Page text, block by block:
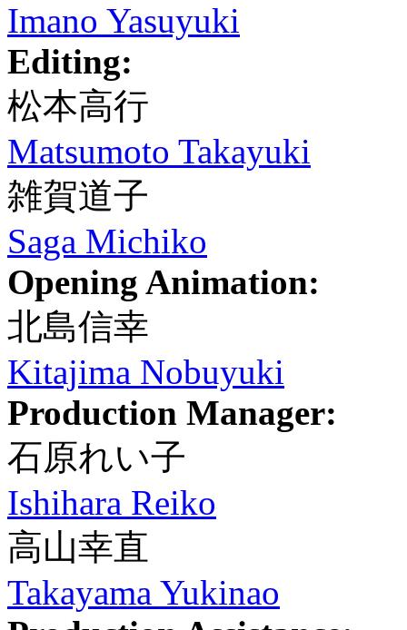
Imano Yasuyuki
Editing:
松本高行
Matsumoto Takayuki
雑賀道子
Saga Michiko
Opening Animation:
北島信幸
Kitajima Nobuyuki
Production Manager:
石原れい子
Ishihara Reiko
高山幸直
Takayama Yukinao